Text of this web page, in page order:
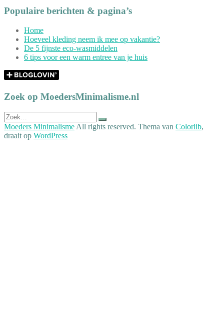
Populaire berichten & pagina’s
Home
Hoeveel kleding neem ik mee op vakantie?
De 5 fijnste eco-wasmiddelen
6 tips voor een warm entree van je huis
Zoek op MoedersMinimalisme.nl
Zoek
naar:
Moeders Minimalisme All rights reserved. Thema van Colorlib,
draait op WordPress